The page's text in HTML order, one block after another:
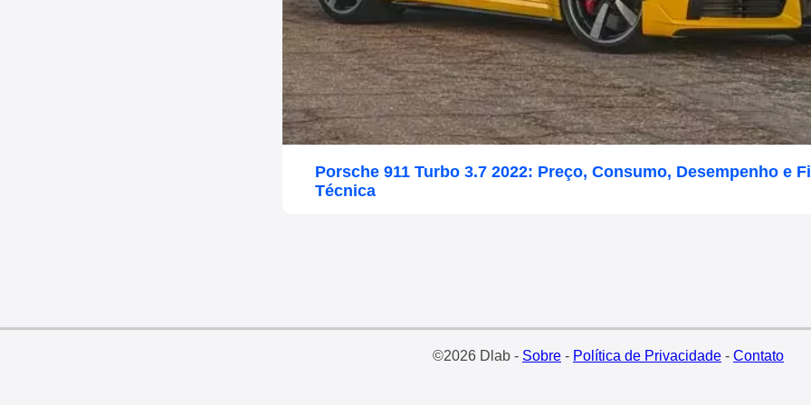
Porsche 911 Turbo 3.7 2022: Preço, Consumo, Desempenho e
Técnica
©2026 Dlab - Sobre- Política de Privacidade- Contato